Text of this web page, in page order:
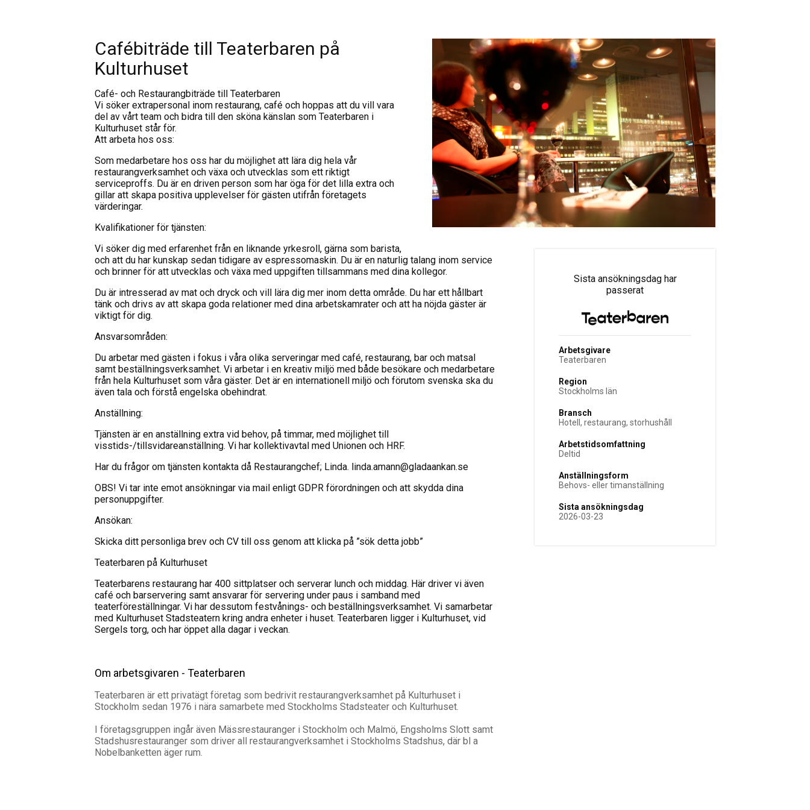
Sista ansökningsdag har
passerat
Arbetsgivare
Teaterbaren
Region
Stockholms län
Bransch
Hotell, restaurang, storhushåll
Arbetstidsomfattning
Deltid
Anställningsform
Behovs- eller timanställning
Sista ansökningsdag
2026-03-23
Cafébiträde till Teaterbaren på
Kulturhuset
Café- och Restaurangbiträde till Teaterbaren
Vi söker extrapersonal inom restaurang, café och hoppas att du vill vara
del av vårt team och bidra till den sköna känslan som Teaterbaren i
Kulturhuset står för.
Att arbeta hos oss:
Som medarbetare hos oss har du möjlighet att lära dig hela vår
restaurangverksamhet och växa och utvecklas som ett riktigt
serviceproffs. Du är en driven person som har öga för det lilla extra och
gillar att skapa positiva upplevelser för gästen utifrån företagets
värderingar.
Kvalifikationer för tjänsten:
Vi söker dig med erfarenhet från en liknande yrkesroll, gärna som barista,
och att du har kunskap sedan tidigare av espressomaskin. Du är en naturlig talang inom service
och brinner för att utvecklas och växa med uppgiften tillsammans med dina kollegor.
Du är intresserad av mat och dryck och vill lära dig mer inom detta område. Du har ett hållbart
tänk och drivs av att skapa goda relationer med dina arbetskamrater och att ha nöjda gäster är
viktigt för dig.
Ansvarsområden:
Du arbetar med gästen i fokus i våra olika serveringar med café, restaurang, bar och matsal
samt beställningsverksamhet. Vi arbetar i en kreativ miljö med både besökare och medarbetare
från hela Kulturhuset som våra gäster. Det är en internationell miljö och förutom svenska ska du
även tala och förstå engelska obehindrat.
Anställning:
Tjänsten är en anställning extra vid behov, på timmar, med möjlighet till
visstids-/tillsvidareanställning. Vi har kollektivavtal med Unionen och HRF.
Har du frågor om tjänsten kontakta då Restaurangchef; Linda. linda.amann@gladaankan.se
OBS! Vi tar inte emot ansökningar via mail enligt GDPR förordningen och att skydda dina
personuppgifter.
Ansökan:
Skicka ditt personliga brev och CV till oss genom att klicka på ”sök detta jobb”
Teaterbaren på Kulturhuset
Teaterbarens restaurang har 400 sittplatser och serverar lunch och middag. Här driver vi även
café och barservering samt ansvarar för servering under paus i samband med
teaterföreställningar. Vi har dessutom festvånings- och beställningsverksamhet. Vi samarbetar
med Kulturhuset Stadsteatern kring andra enheter i huset. Teaterbaren ligger i Kulturhuset, vid
Sergels torg, och har öppet alla dagar i veckan.
Om arbetsgivaren - Teaterbaren
Teaterbaren är ett privatägt företag som bedrivit restaurangverksamhet på Kulturhuset i
Stockholm sedan 1976 i nära samarbete med Stockholms Stadsteater och Kulturhuset.
I företagsgruppen ingår även Mässrestauranger i Stockholm och Malmö, Engsholms Slott samt
Stadshusrestauranger som driver all restaurangverksamhet i Stockholms Stadshus, där bl a
Nobelbanketten äger rum.